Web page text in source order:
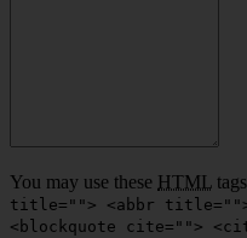
You may use these HTML
title=""> <abbr title="">
<blockquote cite="">